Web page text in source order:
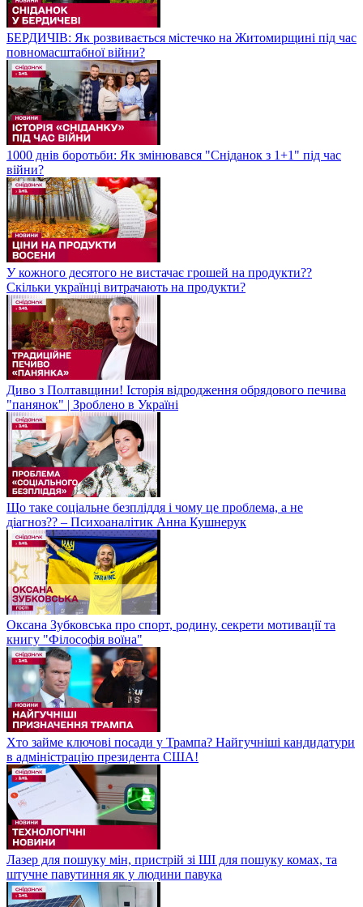
БЕРДИЧІВ: Як розвивається містечко на Житомирщині під час
повномасштабної війни?
1000 днів боротьби: Як змінювався "Сніданок з 1+1" під час
війни?
У кожного десятого не вистачає грошей на продукти??
Скільки українці витрачають на продукти?
Диво з Полтавщини! Історія відродження обрядового печива
"панянок" | Зроблено в Україні
Що таке соціальне безпліддя і чому це проблема, а не
діагноз?? – Психоаналітик Анна Кушнерук
Оксана Зубковська про спорт, родину, секрети мотивації та
книгу "Філософія воїна"
Хто займе ключові посади у Трампа? Найгучніші кандидатури
в адміністрацію президента США!
Лазер для пошуку мін, пристрій зі ШІ для пошуку комах, та
штучне павутиння як у людини павука